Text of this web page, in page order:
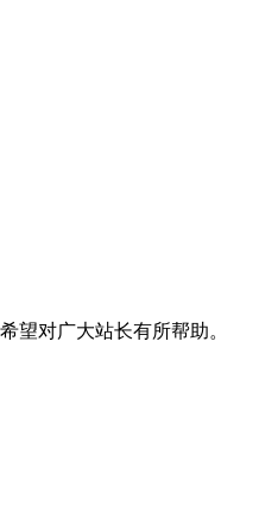
望对广大站长有所帮助。